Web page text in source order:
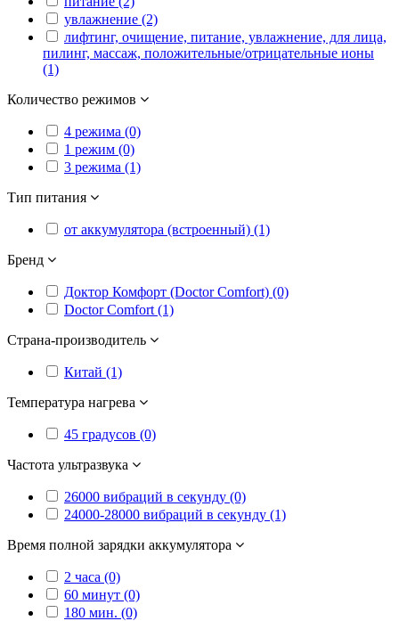
увлажнение (2)
лифтинг, очищение, питание, увлажнение, для лица,
пилинг, массаж, положительные/отрицательные ионы
(1)
Количество режимов
4 режима (0)
1 режим (0)
3 режима (1)
Тип питания
от аккумулятора (встроенный) (1)
Бренд
Доктор Комфорт (Doctor Comfort) (0)
Doctor Comfort (1)
Страна-производитель
Китай (1)
Температура нагрева
45 градусов (0)
Частота ультразвука
26000 вибраций в секунду (0)
24000-28000 вибраций в секунду (1)
Время полной зарядки аккумулятора
2 часа (0)
60 минут (0)
180 мин. (0)